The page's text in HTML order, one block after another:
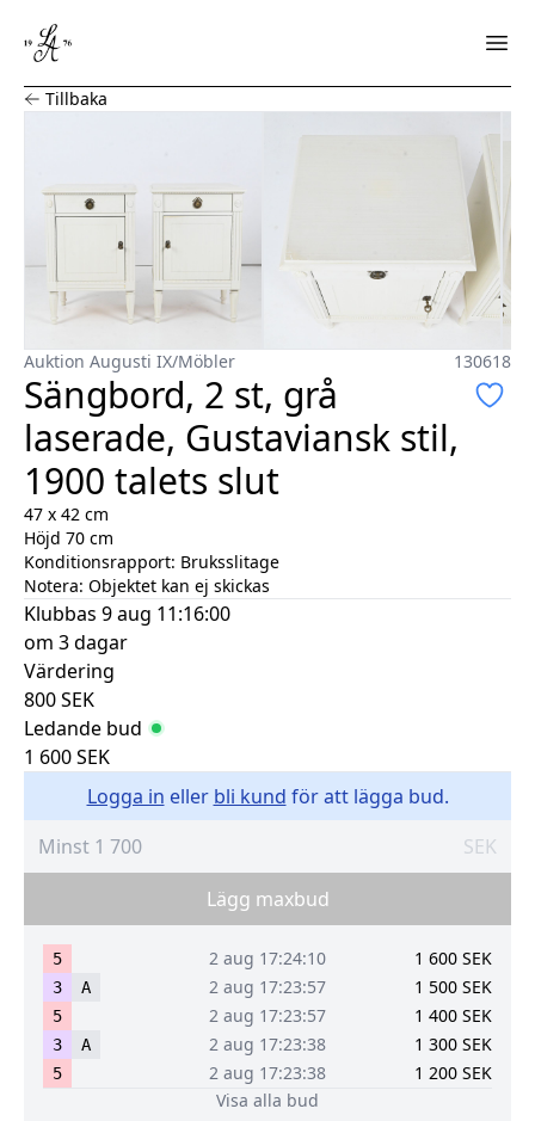
Sängbord, 2 st, grå laserade, Gustaviansk stil, 1900
Tillbaka
Auktion Augusti IX/Möbler 130618
Sängbord, 2 st, grå
laserade, Gustaviansk stil,
1900 talets slut
47 x 42 cm
Höjd 70 cm
Konditionsrapport: Bruksslitage
Notera: Objektet kan ej skickas
Klubbas 9 aug 11:16:00
om 3 dagar
Värdering
800SEK
Ledande bud
1 600SEK
Logga in eller bli kund för att lägga bud.
SEK
Lägg maxbud
5 2 aug 17:24:10 1 600 SEK
3 A 2 aug 17:23:57 1 500 SEK
5 2 aug 17:23:57 1 400 SEK
3 A 2 aug 17:23:38 1 300 SEK
5 2 aug 17:23:38 1 200 SEK
Visa alla bud